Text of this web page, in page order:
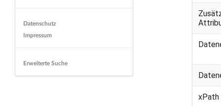
Datenschutz
Impressum
Erweiterte Suche
xPath